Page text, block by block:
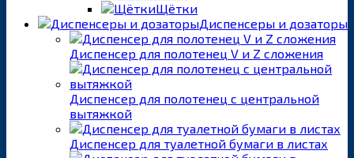
Щётки
Диспенсеры и дозаторы
Диспенсер для полотенец V и Z сложения
Диспенсер для полотенец с центральной
вытяжкой
Диспенсер для туалетной бумаги в листах